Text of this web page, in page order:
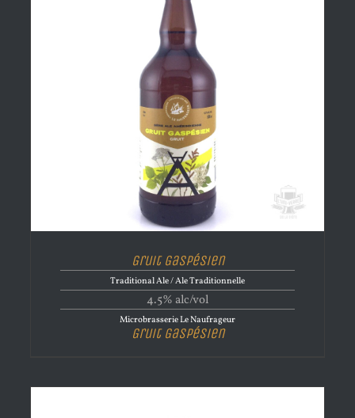
Gruit Gaspésien
Traditional Ale / Ale Traditionnelle
4.5% alc/vol
Microbrasserie Le Naufrageur
Gruit Gaspésien